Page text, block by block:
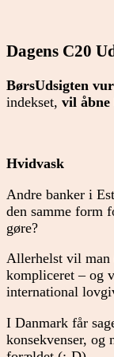
Dagens C20
BørsUdsigten
indekset, vil
Hvidvask
Andre banker i
den samme form
gøre?
Allerhelst vil man
kompliceret – og
international
I Danmark får
konsekvenser, og